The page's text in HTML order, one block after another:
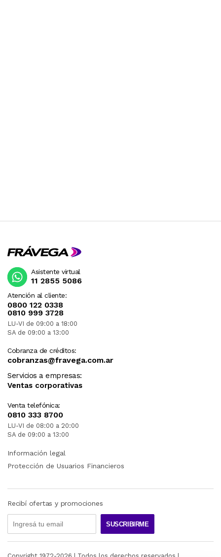
Atención al cliente:
0800 122 0338
0810 999 3728
LU-VI de 09:00 a 18:00
SA de 09:00 a 13:00
Cobranza de créditos:
cobranzas@fravega.com.ar
Servicios a empresas:
Ventas corporativas
Venta telefónica:
0810 333 8700
LU-VI de 08:00 a 20:00
SA de 09:00 a 13:00
Asistente virtual
11 2855 5086
Información legal
Protección de Usuarios Financieros
Recibí ofertas y promociones
SUSCRIBIRME